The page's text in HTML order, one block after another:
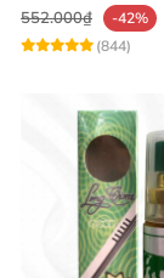
552.000₫
-42%
(844)